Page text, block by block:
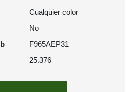
Cualquier color
No
F965AEP31
25.376